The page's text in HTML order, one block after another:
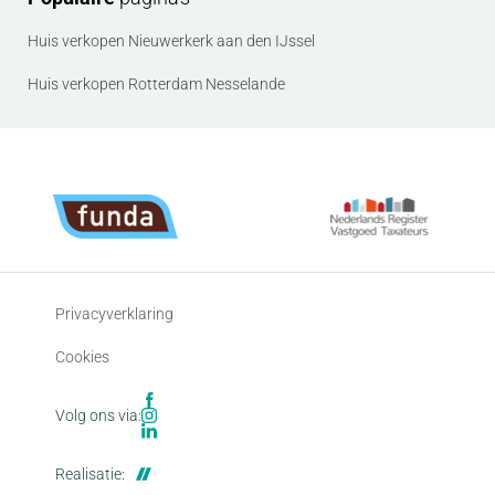
ingepland.
Huis verkopen Nieuwerkerk aan den IJssel
Huis verkopen Rotterdam Nesselande
Privacyverklaring
Cookies
Volg ons via:
Realisatie: